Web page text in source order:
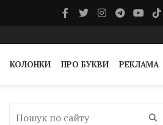
КОЛОНКИ ПРО БУКВИ РЕКЛАМА